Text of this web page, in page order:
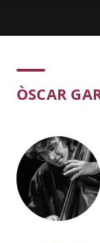
Concert
ÒSCAR